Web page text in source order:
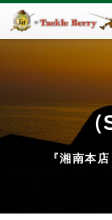
（
『湘南本